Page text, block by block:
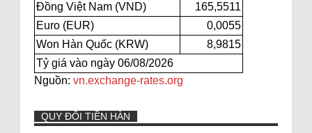
Đồng Việt Nam (VND)
165,5511
Euro (EUR)
0,0055
Won Hàn Quốc (KRW)
8,9815
Tỷ giá vào ngày 06/08/2026
Nguồn: vn.exchange-rates.org
QUY ĐỔI TIỀN HÀN